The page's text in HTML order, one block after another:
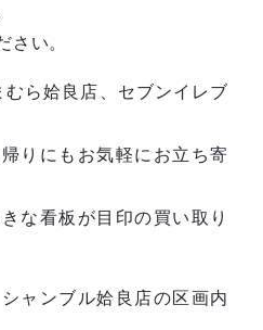
い。
ら姶良店、セブンイレブ
りにもお気軽にお立ち寄
な看板が目印の買い取り
ャンブル姶良店の区画内